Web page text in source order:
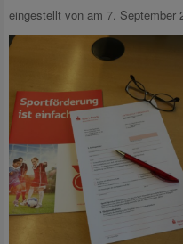
eingestellt von am 7. September